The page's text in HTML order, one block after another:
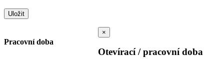
Pracovní doba
×
Otevírací / pracovní doba